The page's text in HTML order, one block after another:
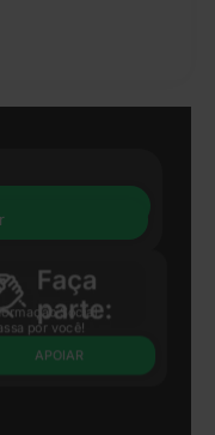
Social
por você!
APOIAR